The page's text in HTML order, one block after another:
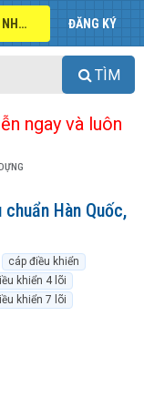
ĐĂNG NHẬP ĐĂNG KÝ
TÌM
ngay và luôn
Hàn Quốc,
cáp điều khiển
khiển 4 lõi
khiển 7 lõi